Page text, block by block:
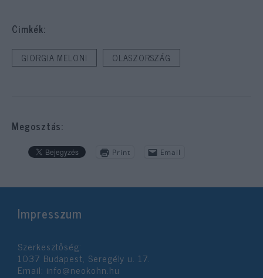
Cimkék:
GIORGIA MELONI OLASZORSZÁG
Megosztás:
Print Email
Impresszum
Szerkesztőség:
1037 Budapest, Seregély u. 17.
Email: info@neokohn.hu